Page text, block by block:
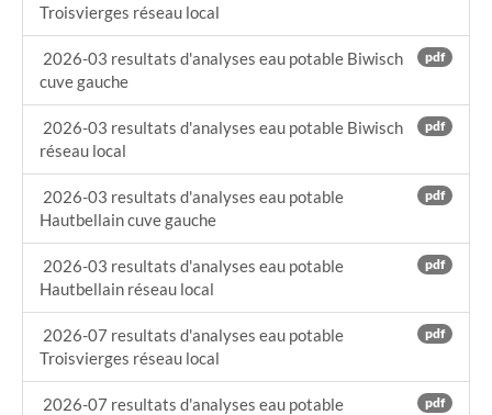
Troisvierges réseau local
pdf
2026-03 resultats d'analyses eau potable Biwisch
cuve gauche
pdf
2026-03 resultats d'analyses eau potable Biwisch
réseau local
pdf
2026-03 resultats d'analyses eau potable
Hautbellain cuve gauche
pdf
2026-03 resultats d'analyses eau potable
Hautbellain réseau local
pdf
2026-07 resultats d'analyses eau potable
Troisvierges réseau local
pdf
2026-07 resultats d'analyses eau potable